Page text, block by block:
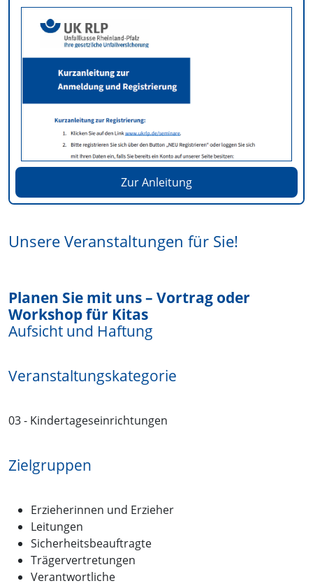
Zur Anleitung
Unsere Veranstaltungen für Sie!
Planen Sie mit uns – Vortrag oder
Workshop für Kitas
Aufsicht und Haftung
Veranstaltungskategorie
03 - Kindertageseinrichtungen
Zielgruppen
Erzieherinnen und Erzieher
Leitungen
Sicherheitsbeauftragte
Trägervertretungen
Verantwortliche